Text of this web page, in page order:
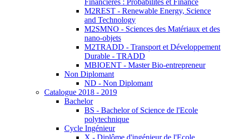
Financières : Probabilités et Finance
M2REST - Renewable Energy, Science
and Technology
M2SMNO - Sciences des Matériaux et des
nano-objets
M2TRADD - Transport et Développement
Durable - TRADD
MBIOENT - Master Bio-entrepreneur
Non Diplomant
ND - Non Diplomant
Catalogue 2018 - 2019
Bachelor
BS - Bachelor of Science de l'Ecole
polytechnique
Cycle Ingénieur
X - Diplôme d'ingénieur de l'Ecole